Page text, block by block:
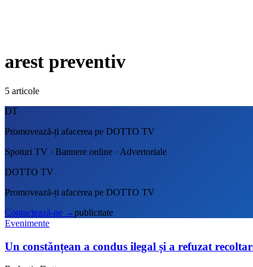
arest preventiv
5 articole
DT
Promovează-ți afacerea pe DOTTO TV
Spoturi TV · Bannere online · Advertoriale
DOTTO TV
Promovează-ți afacerea pe DOTTO TV
Contactează-ne →publicitate
Evenimente
Un constănțean a condus ilegal și a refuzat